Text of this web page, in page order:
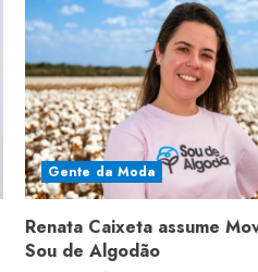
Gente da Moda
Renata Caixeta assume
Sou de Algodão